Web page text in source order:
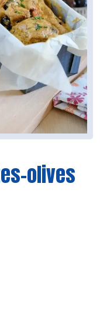
olives